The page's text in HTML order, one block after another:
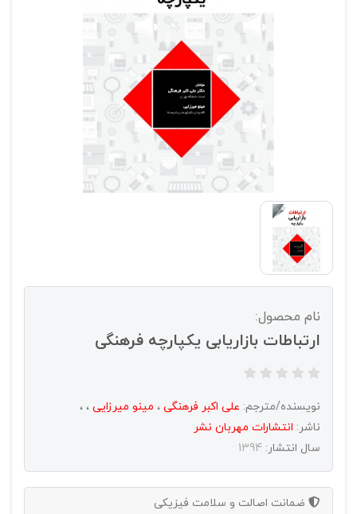
نام محصول:
ارتباطات بازاریابی یکپارچه فرهنگی
نویسنده/مترجم: علی اکبر فرهنگی ، مینو میرزایی ، ،
ناشر: انتشارات مهربان نشر
سال انتشار: 1394
ضمانت اصالت و سلامت فیزیکی